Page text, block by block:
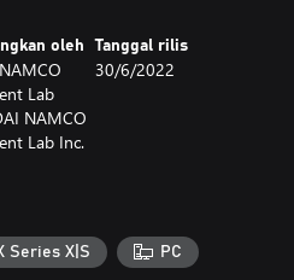
oleh
Lab
NAMCO
Lab Inc.
Tanggal rilis
30/6/2022
Series X|S PC